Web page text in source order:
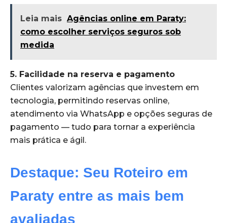
Leia mais Agências online em Paraty:
como escolher serviços seguros sob
medida
5. Facilidade na reserva e pagamento
Clientes valorizam agências que investem em
tecnologia, permitindo reservas online,
atendimento via WhatsApp e opções seguras de
pagamento — tudo para tornar a experiência
mais prática e ágil.
Destaque: Seu Roteiro em
Paraty entre as mais bem
avaliadas